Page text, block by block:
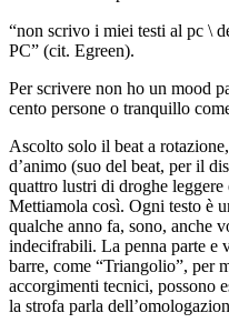
“non scrivo i miei testi al pc \
PC” (cit. Egreen).
Per scrivere non ho un mood
cento persone o tranquillo
Ascolto solo il beat a
d’animo (suo del beat, per il
quattro lustri di droghe leggere
Mettiamola così. Ogni testo è
qualche anno fa, sono, anche
indecifrabili. La penna parte e
barre, come “Triangolio”, per
accorgimenti tecnici, possono
la strofa parla